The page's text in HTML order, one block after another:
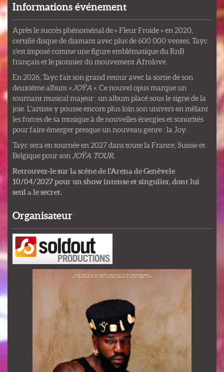
Informations événement
Après le succès phénoménal de « Fleur Froide » en 2020,
certifié disque de diamant avec plus de 600 000 ventes, Tayc
s’est imposé comme une figure emblématique du RnB
français et le pionnier du mouvement Afrolove.
En 2026, Tayc fait son grand retour avec la sortie de son
deuxième album « JOŸA » . Ce nouvel opus marque un
tournant musical majeur : un album placé sous le signe de la
joie. L’artiste y pousse encore plus loin son univers en mêlant
les forces de sa musique à de nouvelles énergies et sonorités
pour faire émerger presque un nouveau genre : la Joy.
Tayc sera en tournée en 2027 dans toute la France, Suisse et
Belgique pour son JOŸA TOUR.
Retrouvez‑le sur la scène de l'Arena de Genève le
10/04/2027 pour un show intense et singulier, dont lui
seul a le secret.
Organisateur